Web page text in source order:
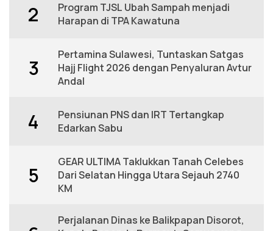
2
Program TJSL Ubah Sampah menjadi
Harapan di TPA Kawatuna
3
Pertamina Sulawesi, Tuntaskan Satgas
Hajj Flight 2026 dengan Penyaluran Avtur
Andal
4
Pensiunan PNS dan IRT Tertangkap
Edarkan Sabu
5
GEAR ULTIMA Taklukkan Tanah Celebes
Dari Selatan Hingga Utara Sejauh 2740
KM
Perjalanan Dinas ke Balikpapan Disorot,